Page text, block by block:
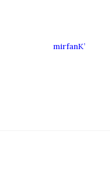
mirfanK’